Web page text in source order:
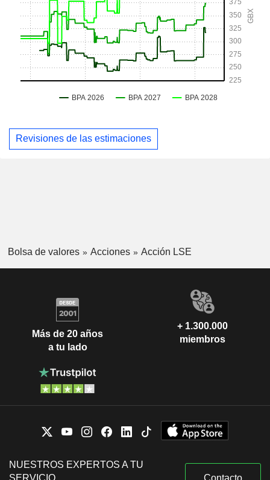
Revisiones de las estimaciones
Bolsa de valores Acciones Acción LSE
Más de 20 años
a tu lado
+ 1.300.000
miembros
NUESTROS EXPERTOS A TU